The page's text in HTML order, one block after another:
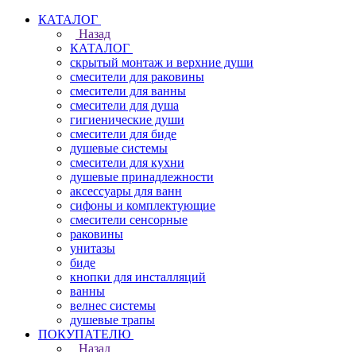
КАТАЛОГ
Назад
КАТАЛОГ
скрытый монтаж и верхние души
смесители для раковины
смесители для ванны
смесители для душа
гигиенические души
смесители для биде
душевые системы
смесители для кухни
душевые принадлежности
аксессуары для ванн
сифоны и комплектующие
смесители сенсорные
раковины
унитазы
биде
кнопки для инсталляций
ванны
велнес системы
душевые трапы
ПОКУПАТЕЛЮ
Назад